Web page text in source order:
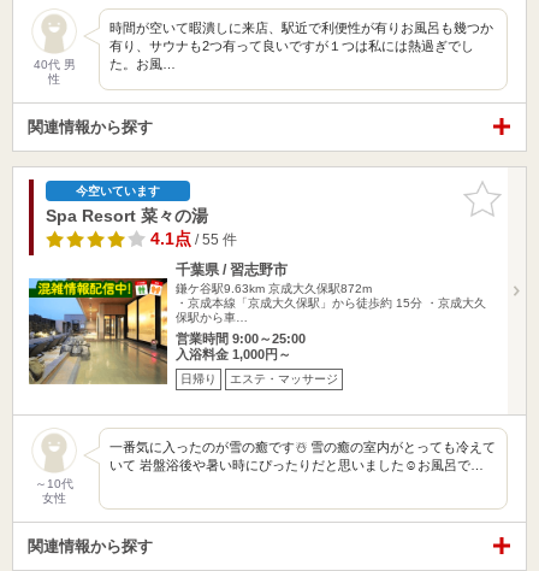
40代 男
性
時間が空いて暇潰しに来店、駅近で利便性が有りお風呂も幾つか
有り、サウナも2つ有って良いですが１つは私には熱過ぎでし
た。お風…
関連情報から探す
お気に入
りに追加
今空いています
Spa Resort 菜々の湯
4.1点/ 55 件
千葉県 / 習志野市
鎌ケ谷駅9.63km 京成大久保駅872m
・京成本線「京成大久保駅」から徒歩約 15分 ・京成大久
保駅から車…
営業時間 9:00～25:00
入浴料金 1,000円～
日帰り エステ・マッサージ
～10代
女性
一番気に入ったのが雪の癒です☃️ 雪の癒の室内がとっても冷えて
いて 岩盤浴後や暑い時にぴったりだと思いました☺️お風呂で…
関連情報から探す